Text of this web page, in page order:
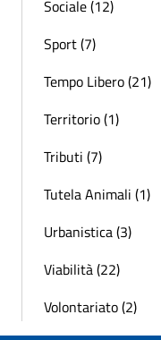
Sociale (12)
Sport (7)
Tempo Libero (21)
Territorio (1)
Tributi (7)
Tutela Animali (1)
Urbanistica (3)
Viabilità (22)
Volontariato (2)